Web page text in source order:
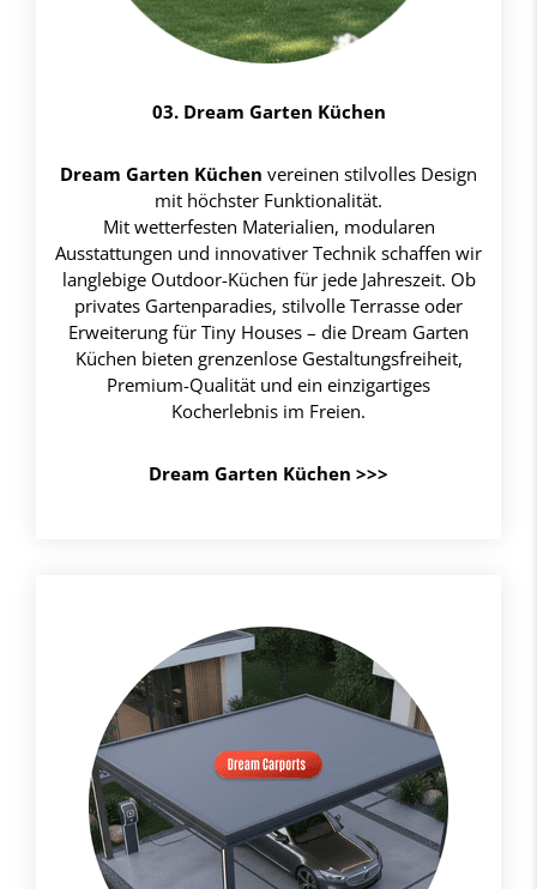
03. Dream Garten Küchen
Dream Garten Küchen vereinen stilvolles Design
mit höchster Funktionalität.
Mit wetterfesten Materialien, modularen
Ausstattungen und innovativer Technik schaffen wir
langlebige Outdoor-Küchen für jede Jahreszeit. Ob
privates Gartenparadies, stilvolle Terrasse oder
Erweiterung für Tiny Houses – die Dream Garten
Küchen bieten grenzenlose Gestaltungsfreiheit,
Premium-Qualität und ein einzigartiges
Kocherlebnis im Freien.
Dream Garten Küchen >>>